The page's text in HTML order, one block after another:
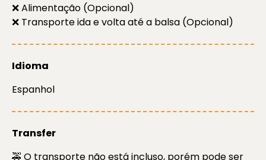
❌ Alimentação (Opcional)
❌ Transporte ida e volta até a balsa (Opcional)
Idioma
Espanhol
Transfer
🚕 O transporte não está incluso, porém pode ser